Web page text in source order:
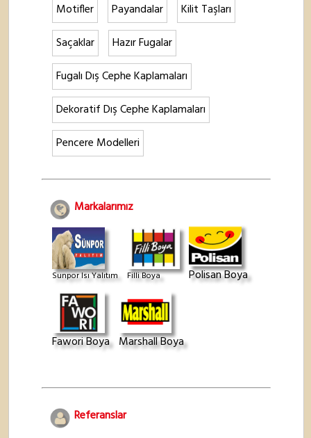
Motifler
Payandalar
Kilit Taşları
Saçaklar
Hazır Fugalar
Fugalı Dış Cephe Kaplamaları
Dekoratif Dış Cephe Kaplamaları
Pencere Modelleri
Markalarımız
Sunpor Isı Yalıtım Filli Boya Polisan Boya
Fawori Boya Marshall Boya
Referanslar